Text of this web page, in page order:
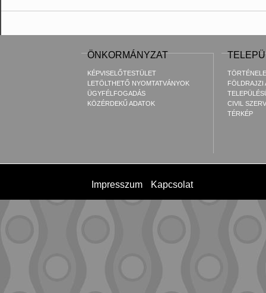
ÖNKORMÁNYZAT
KÉPVISELŐTESTÜLET
LETÖLTHETŐ NYOMTATVÁNYOK
ÜGYFÉLFOGADÁS
KÖZÉRDEKŰ ADATOK
FÖLDRAJZI
CIVIL
TÉRKÉP
Impresszum Kapcsolat